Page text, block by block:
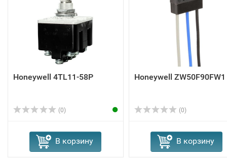
Honeywell 4TL11-58P
(0)
В корзину
Honeywell ZW50F90FW1
(0)
В корзину